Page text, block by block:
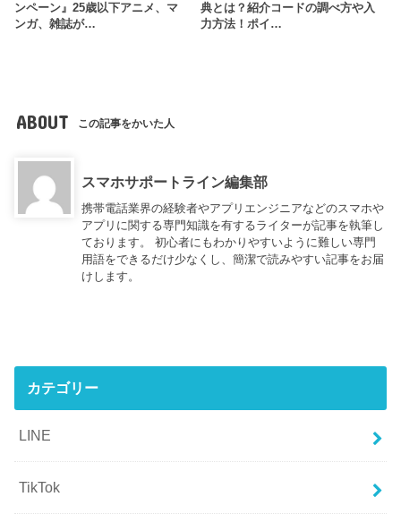
ンペーン』25歳以下アニメ、マ
ンガ、雑誌が…
典とは？紹介コードの調べ方や入
力方法！ポイ…
ABOUT この記事をかいた人
スマホサポートライン編集部
携帯電話業界の経験者やアプリエンジニアなどのスマホや
アプリに関する専門知識を有するライターが記事を執筆し
ております。 初心者にもわかりやすいように難しい専門
用語をできるだけ少なくし、簡潔で読みやすい記事をお届
けします。
カテゴリー
LINE
TikTok